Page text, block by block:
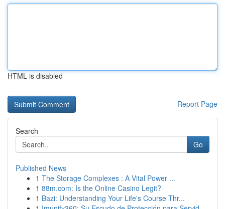
HTML is disabled
Report Page
Search
Go
Published News
1 The Storage Complexes : A Vital Power ...
1 88m.com: Is the Online Casino Legit?
1 Bazi: Understanding Your Life's Course Thr...